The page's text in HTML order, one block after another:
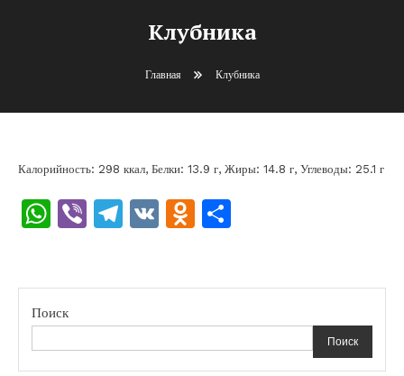
Клубника
Главная Клубника
Калорийность: 298 ккал, Белки: 13.9 г, Жиры: 14.8 г, Углеводы: 25.1 г
WhatsApp
ViberTelegram
VK Odnoklassniki
Поиск
Поиск